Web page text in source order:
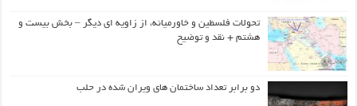
تحولات فلسطین و خاورمیانه، از زاویه ای دیگر – بخش بیست و
هشتم + نقد و توضیح
دو برابر تعداد ساختمان های ویران شده در حلب